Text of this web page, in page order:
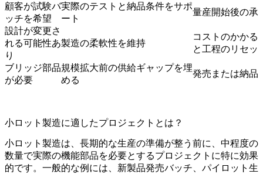
顧客が試験バ
ッチを希望
実際のテストと納品条件をサポ
ート
量産開始後の承
設計が変更さ
れる可能性あ
り
製造の柔軟性を維持
コストのかかる
と工程のリセッ
ブリッジ部品
が必要
規模拡大前の供給ギャップを埋
める
発売または納品
小ロット製造に適したプロジェクトとは？
小ロット製造は、長期的な生産の準備が整う前に、中程度の
数量で実際の機能部品を必要とするプロジェクトに特に効果
的です。一般的な例には、新製品発売バッチ、パイロット生